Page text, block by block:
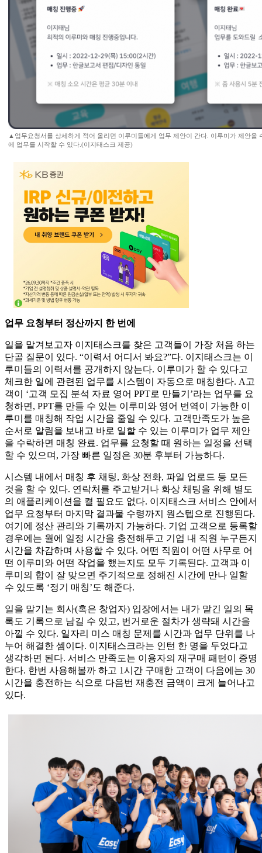
▲업무요청서를 상세하게 적어 올리면 이루미들에게 업무 제안이 간다. 이루미가 제안을
에 업무를 시작할 수 있다.(이지태스크 제공)
업무 요청부터 정산까지 한 번에
일을 맡겨보고자 이지태스크를 찾은 고객들이 가장 처음 하는
단골 질문이 있다. “이력서 어디서 봐요?”다. 이지태스크는 이
루미들의 이력서를 공개하지 않는다. 이루미가 할 수 있다고
체크한 일에 관련된 업무를 시스템이 자동으로 매칭한다. A고
객이 ‘고객 모집 분석 자료 영어 PPT로 만들기’라는 업무를 요
청하면, PPT를 만들 수 있는 이루미와 영어 번역이 가능한 이
루미를 매칭해 작업 시간을 줄일 수 있다. 고객만족도가 높은
순서로 알림을 보내고 바로 일할 수 있는 이루미가 업무 제안
을 수락하면 매칭 완료. 업무를 요청할 때 원하는 일정을 선택
할 수 있으며, 가장 빠른 일정은 30분 후부터 가능하다.
시스템 내에서 매칭 후 채팅, 화상 전화, 파일 업로드 등 모든
것을 할 수 있다. 연락처를 주고받거나 화상 채팅을 위해 별도
의 애플리케이션을 켤 필요도 없다. 이지태스크 서비스 안에서
업무 요청부터 마지막 결과물 수령까지 원스텝으로 진행된다.
여기에 정산 관리와 기록까지 가능하다. 기업 고객으로 등록할
경우에는 월에 일정 시간을 충전해두고 기업 내 직원 누구든지
시간을 차감하며 사용할 수 있다. 어떤 직원이 어떤 사무로 어
떤 이루미와 어떤 작업을 했는지도 모두 기록된다. 고객과 이
루미의 합이 잘 맞으면 주기적으로 정해진 시간에 만나 일할
수 있도록 ‘정기 매칭’도 해준다.
일을 맡기는 회사(혹은 창업자) 입장에서는 내가 맡긴 일의 목
록도 기록으로 남길 수 있고, 번거로운 절차가 생략돼 시간을
아낄 수 있다. 일자리 미스 매칭 문제를 시간과 업무 단위를 나
누어 해결한 셈이다. 이지태스크라는 인턴 한 명을 두었다고
생각하면 된다. 서비스 만족도는 이용자의 재구매 패턴이 증명
한다. 한번 사용해볼까 하고 1시간 구매한 고객이 다음에는 30
시간을 충전하는 식으로 다음번 재충전 금액이 크게 늘어나고
있다.